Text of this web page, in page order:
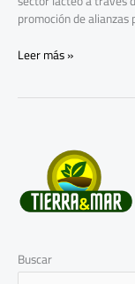
promoción de
Leer más »
Buscar